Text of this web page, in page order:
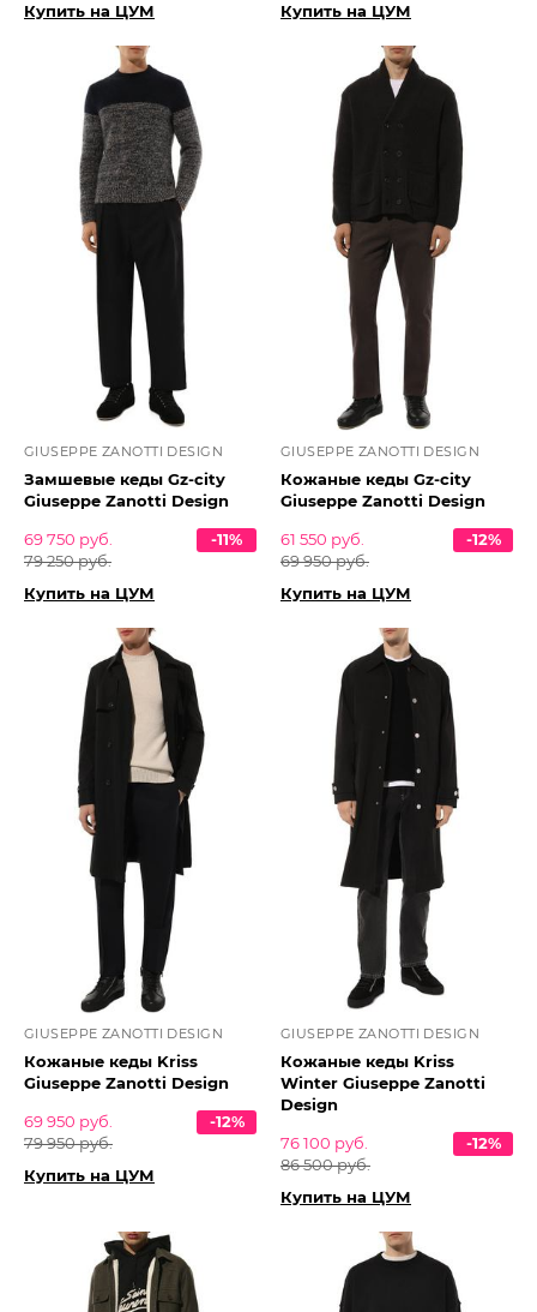
Купить на ЦУМ Купить на ЦУМ
GIUSEPPE ZANOTTI DESIGN
Замшевые кеды Gz-city
Giuseppe Zanotti Design
69 750 руб.
79 250 руб.
-11%
Купить на ЦУМ
GIUSEPPE ZANOTTI DESIGN
Кожаные кеды Gz-city
Giuseppe Zanotti Design
61 550 руб.
69 950 руб.
-12%
Купить на ЦУМ
GIUSEPPE ZANOTTI DESIGN
Кожаные кеды Kriss
Giuseppe Zanotti Design
69 950 руб.
79 950 руб.
-12%
Купить на ЦУМ
GIUSEPPE ZANOTTI DESIGN
Кожаные кеды Kriss
Winter Giuseppe Zanotti
Design
76 100 руб.
86 500 руб.
-12%
Купить на ЦУМ